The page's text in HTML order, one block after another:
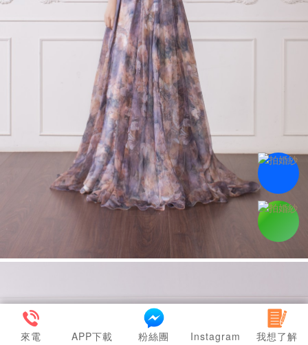
來電 APP下載 粉絲團 Instagram 我想了解